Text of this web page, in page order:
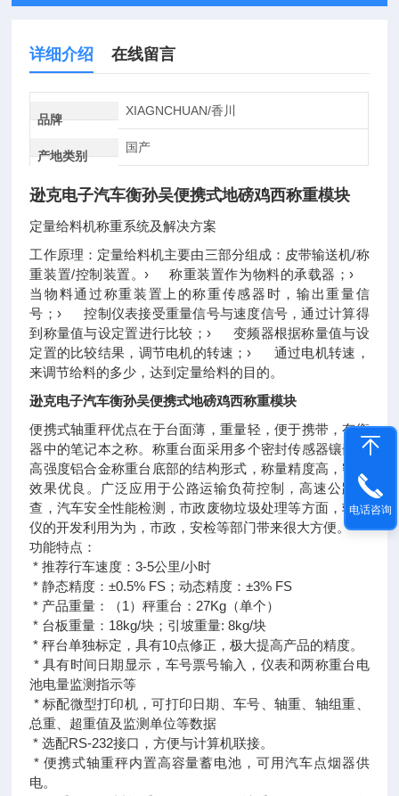
详细介绍 在线留言
品牌
XIAGNCHUAN/香川
产地类别
国产
逊克电子汽车衡孙吴便携式地磅鸡西称重模块
定量给料机称重系统及解决方案
工作原理：定量给料机主要由三部分组成：皮带输送机/称
重装置/控制装置。› 称重装置作为物料的承载器；›
当物料通过称重装置上的称重传感器时，输出重量信
号；› 控制仪表接受重量信号与速度信号，通过计算得
到称量值与设定置进行比较；› 变频器根据称量值与设
定置的比较结果，调节电机的转速；› 通过电机转速，
来调节给料的多少，达到定量给料的目的。
逊克电子汽车衡孙吴便携式地磅鸡西称重模块
便携式轴重秤优点在于台面薄，重量轻，便于携带，有衡
器中的笔记本之称。称重台面采用多个密封传感器镶嵌到
高强度铝合金称重台底部的结构形式，称量精度高，密封
效果优良。广泛应用于公路运输负荷控制，高速公路检
查，汽车安全性能检测，市政废物垃圾处理等方面，轴重
仪的开发利用为为，市政，安检等部门带来很大方便。
功能特点：
* 推荐行车速度：3-5公里/小时
* 静态精度：±0.5% FS；动态精度：±3% FS
* 产品重量：（1）秤重台：27Kg（单个）
* 台板重量：18kg/块；引坡重量: 8kg/块
* 秤台单独标定，具有10点修正，极大提高产品的精度。
* 具有时间日期显示，车号票号输入，仪表和两称重台电
池电量监测指示等
* 标配微型打印机，可打印日期、车号、轴重、轴组重、
总重、超重值及监测单位等数据
* 选配RS-232接口，方便与计算机联接。
* 便携式轴重秤内置高容量蓄电池，可用汽车点烟器供
电。
电话咨询